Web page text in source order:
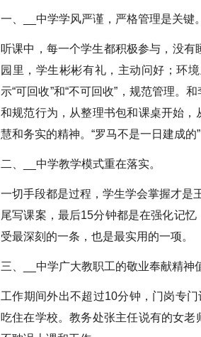
一、__中学学风严谨，严格管理是关键。
听课中，每一个学生都积极参与，没
园里，学生彬彬有礼，主动问好；环
示“可回收”和“不可回收”，规范管理。
和规范行为，从整理书包和课桌开始
慧和务实的精神。“罗马不是一日建成的
二、__中学教学模式重在落实。
一切手段都是过程，学生学会掌握才是
尾写课案，最后15分钟都是在强化记
受最深刻的一条，也是最实用的一项。
三、__中学广大教职工的敬业奉献精神
工作期间外出不超过10分钟，门岗专
吃住在学校。教务处张主任说有的女